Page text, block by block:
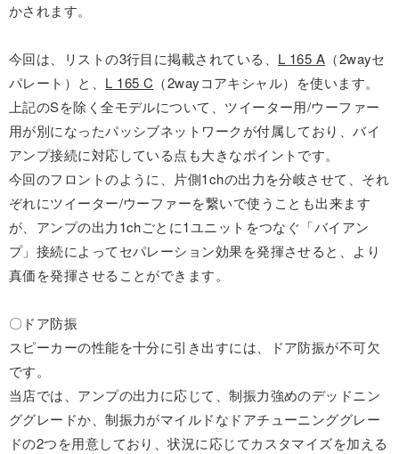
かされます。
今回は、リストの3行目に掲載されている、 L 165 A （2wayセ
パレート）と、 L 165 C （2wayコアキシャル）を使います。
上記のSを除く全モデルについて、ツイーター用/ウーファー
用が別になったパッシブネットワークが付属しており、バイ
アンプ接続に対応している点も大きなポイントです。
今回のフロントのように、片側1chの出力を分岐させて、それ
ぞれにツイーター/ウーファーを繋いで使うことも出来ます
が、アンプの出力1chごとに1ユニットをつなぐ「バイアン
プ」接続によってセパレーション効果を発揮させると、より
真価を発揮させることができます。
〇ドア防振
スピーカーの性能を十分に引き出すには、ドア防振が不可欠
です。
当店では、アンプの出力に応じて、制振力強めのデッドニン
ググレードか、制振力がマイルドなドアチューニンググレー
ドの2つを用意しており、状況に応じてカスタマイズを加える